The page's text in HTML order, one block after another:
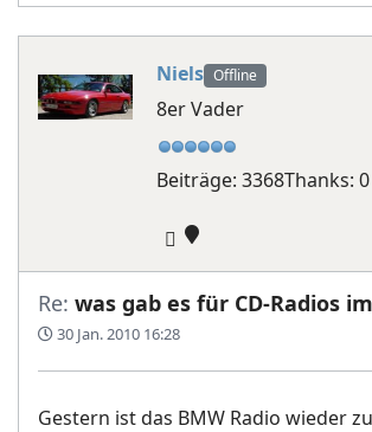
Niels Offline
8er Vader
Beiträge: 3368Thanks: 0
Re: was gab es für CD-Radios
30 Jan. 2010 16:28
Gestern ist das BMW Radio wieder